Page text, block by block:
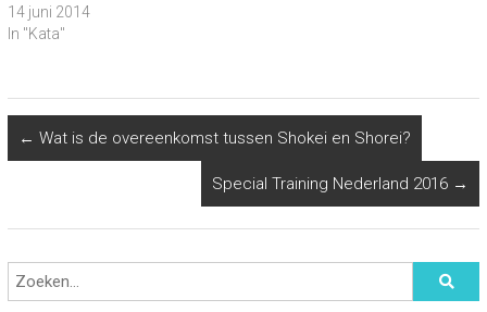
14 juni 2014
In "Kata"
← Wat is de overeenkomst tussen Shokei en Shorei?
Special Training Nederland 2016 →